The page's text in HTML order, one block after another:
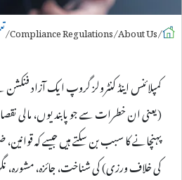
About Us
Compliance Regulations
کمپلائنس اینڈ کنٹرولز گروپ ایک آزاد
(یعنی ان خطرات سے جو پابندیوں، مالی
پہنچانے کا سبب بن سکتے ہیں جیسے کہ
کی خلاف ورزی) کی شناخت، جائزہ، مشورہ،